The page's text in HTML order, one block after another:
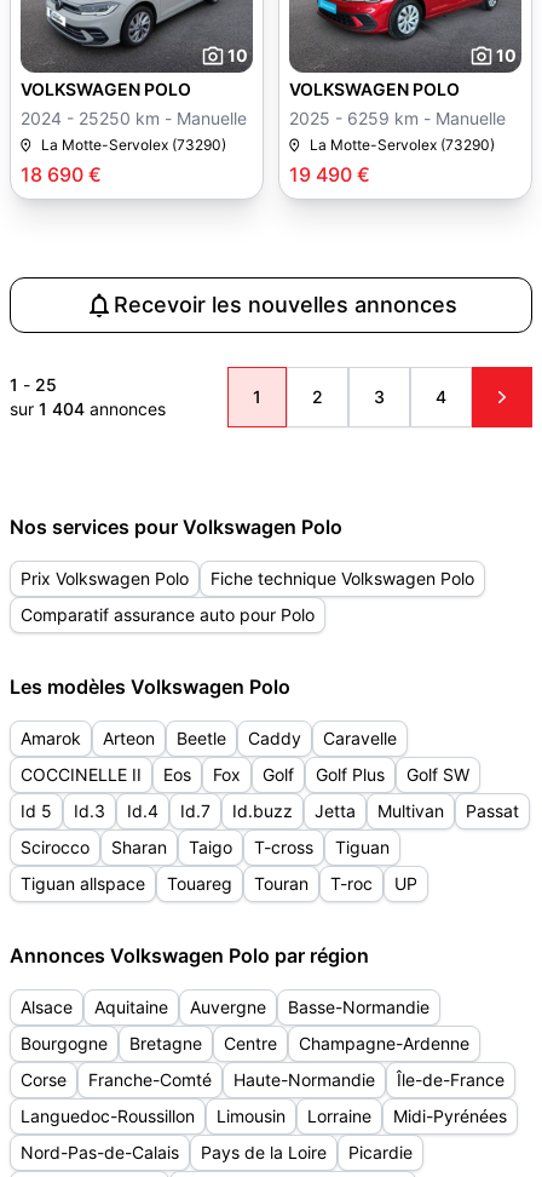
10
18 690 €
VOLKSWAGEN POLO
2024 - 25250 km - Manuelle
La Motte-Servolex (73290)
10
19 490 €
VOLKSWAGEN POLO
2025 - 6259 km - Manuelle
La Motte-Servolex (73290)
Recevoir les nouvelles annonces
1 - 25
sur 1 404 annonces
1 2 3 4
Nos services pour Volkswagen Polo
Prix Volkswagen Polo
Fiche technique Volkswagen Polo
Comparatif assurance auto pour Polo
Les modèles Volkswagen Polo
Amarok Arteon Beetle Caddy
Caravelle
COCCINELLE II
Eos Fox Golf Golf Plus
Golf SW
Id 5
Id.3 Id.4 Id.7 Id.buzz Jetta Multivan
Passat
Scirocco
Sharan Taigo T-cross
Tiguan
Tiguan allspace
Touareg Touran T-roc UP
Annonces Volkswagen Polo par région
Alsace Aquitaine Auvergne
Basse-Normandie
Bourgogne
Bretagne Centre
Champagne-Ardenne
Corse
Franche-Comté Haute-Normandie
Île-de-France
Languedoc-Roussillon
Limousin Lorraine
Midi-Pyrénées
Nord-Pas-de-Calais
Pays de la Loire
Picardie